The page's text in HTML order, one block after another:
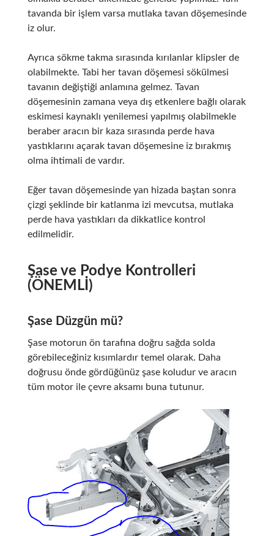
tavanda bir işlem varsa mutlaka tavan döşemesinde
iz olur.
Ayrıca sökme takma sırasında kırılanlar klipsler de
olabilmekte. Tabi her tavan döşemesi sökülmesi
tavanın değiştiği anlamına gelmez. Tavan
döşemesinin zamana veya dış etkenlere bağlı olarak
eskimesi kaynaklı yenilemesi yapılmış olabilmekle
beraber aracın bir kaza sırasında perde hava
yastıklarını açarak tavan döşemesine iz bırakmış
olma ihtimali de vardır.
Eğer tavan döşemesinde yan hizada baştan sonra
çizgi şeklinde bir katlanma izi mevcutsa, mutlaka
perde hava yastıkları da dikkatlice kontrol
edilmelidir.
Şase ve Podye Kontrolleri
(ÖNEMLİ)
Şase Düzgün mü?
Şase motorun ön tarafına doğru sağda solda
görebileceğiniz kısımlardır temel olarak. Daha
doğrusu önde gördüğünüz şase koludur ve aracın
tüm motor ile çevre aksamı buna tutunur.